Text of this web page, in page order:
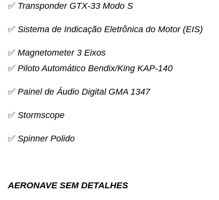
✅ Transponder GTX-33 Modo S
✅ Sistema de Indicação Eletrônica do Motor (EIS)
✅ Magnetometer 3 Eixos
✅ Piloto Automático Bendix/King KAP-140
✅ Painel de Áudio Digital GMA 1347
✅ Stormscope
✅ Spinner Polido
AERONAVE SEM DETALHES